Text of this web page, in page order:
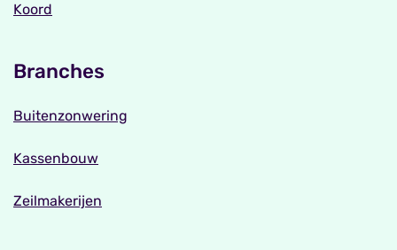
Koord
Branches
Buitenzonwering
Kassenbouw
Zeilmakerijen